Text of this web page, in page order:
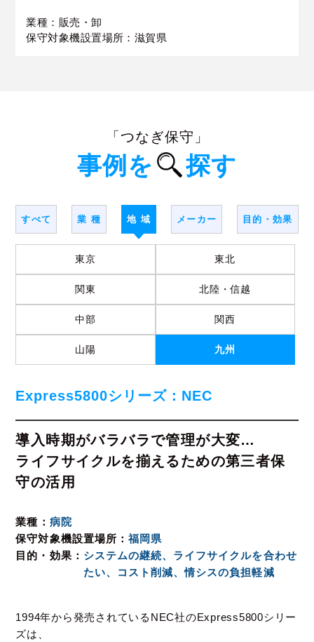
業種：販売・卸
保守対象機設置場所：滋賀県
「つなぎ保守」
事例を 探す
すべて 業 種 地 域 メーカー 目的・効果
東京 東北
関東 北陸・信越
中部 関西
山陽 九州
Express5800シリーズ：NEC
導入時期がバラバラで管理が大変…
ライフサイクルを揃えるための第三者保
守の活用
業種
病院
保守対象機設置場所
福岡県
目的・効果
システムの継続、ライフサイクルを合わせ
たい、コスト削減、情シスの負担軽減
1994年から発売されているNEC社のExpress5800シリー
ズは、